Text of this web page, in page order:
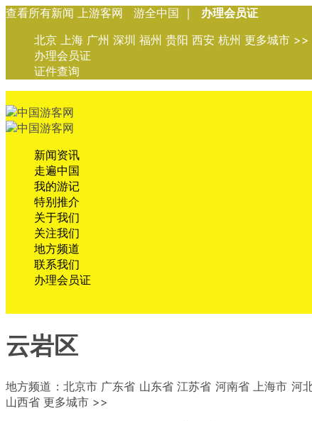
查看所有新闻 上游客网 游全中国 ｜
办理会员证
北京 上海 广州 深圳 福州 贵阳 西安 杭州 更多城市 >>
办理会员证
证件查询
新闻资讯
走遍中国
我的游记
特别推介
关于我们
关注我们
地方频道
联系我们
办理会员证
云岩区
地方频道：北京市 广东省 山东省 江苏省 河南省 上海市
山西省 更多城市 >>